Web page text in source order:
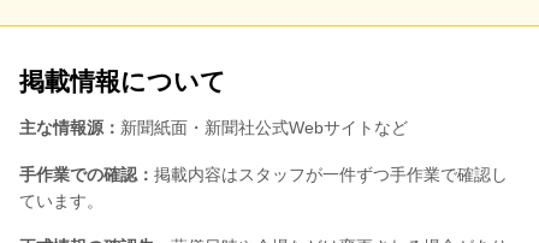
掲載情報について
主な情報源： 新聞紙面・新聞社公式Webサイトなど
手作業での確認： 掲載内容はスタッフが一件ずつ手作業で確認し
ています。